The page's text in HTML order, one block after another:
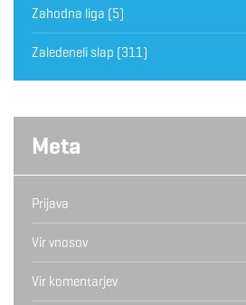
Zahodna liga (5)
Zaledeneli slap (311)
Meta
Prijava
Vir vnosov
Vir komentarjev